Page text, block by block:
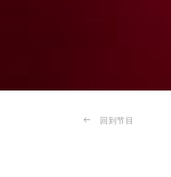
回到节目